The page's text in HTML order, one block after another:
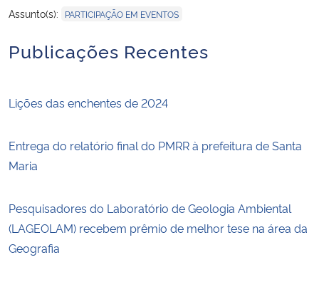
Assunto(s): PARTICIPAÇÃO EM EVENTOS
Publicações Recentes
Lições das enchentes de 2024
Entrega do relatório final do PMRR à prefeitura de Santa
Maria
Pesquisadores do Laboratório de Geologia Ambiental
(LAGEOLAM) recebem prêmio de melhor tese na área da
Geografia